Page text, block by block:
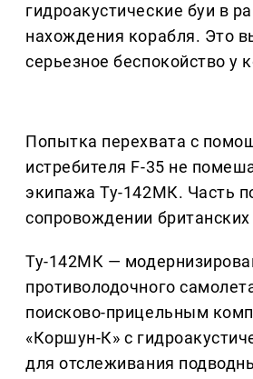
гидроакустические буи в
нахождения корабля. Это
серьезное беспокойство у
Попытка перехвата с
истребителя F-35 не
экипажа Ту-142МК. Часть
сопровождении
Ту-142МК —
противолодочного
поисково-прицельным
«Коршун-К» с
для отслеживания